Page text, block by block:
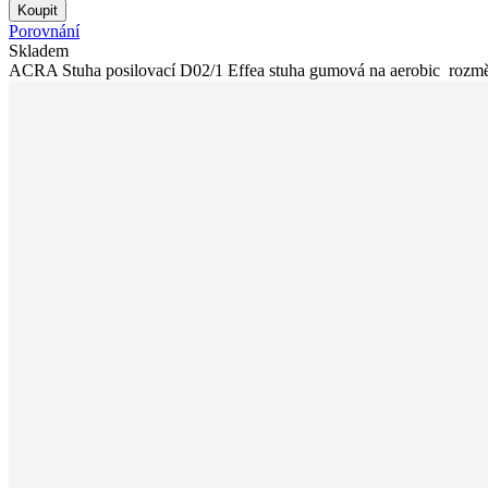
Koupit
Porovnání
Skladem
ACRA Stuha posilovací D02/1 Effea stuha gumová na aerobic